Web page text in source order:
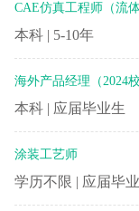
CAE仿真工程师（流体
本科 | 5-10年
海外产品经理（2024
本科 | 应届毕业生
涂装工艺师
学历不限 | 应届毕